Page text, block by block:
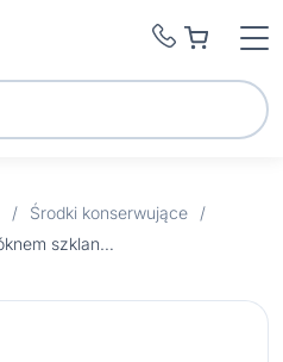
/ Środki konserwujące
/
Novol Fiber Szpachlówka z włóknem szklanym 1,8 kg